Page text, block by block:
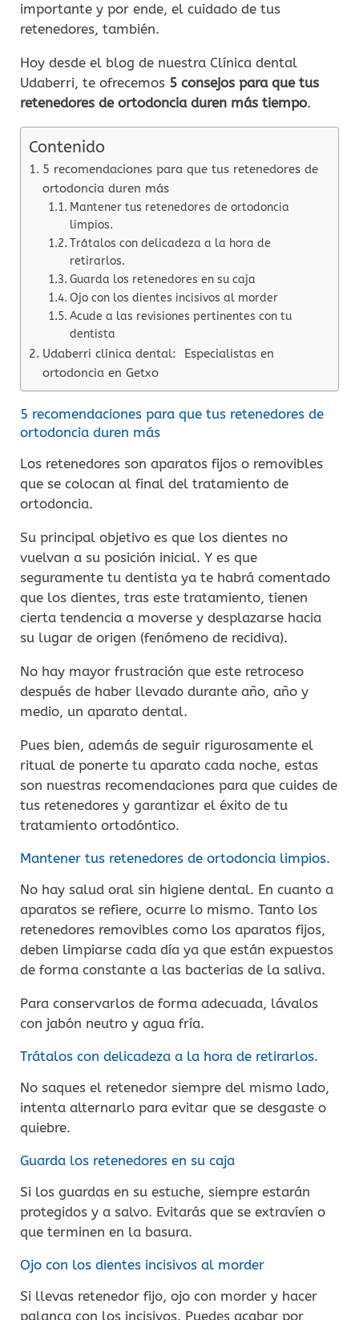
importante y por ende, el cuidado de tus
retenedores, también.
Hoy desde el blog de nuestra Clínica dental
Udaberri, te ofrecemos 5 consejos para que tus
retenedores de ortodoncia duren más tiempo.
Contenido
5 recomendaciones para que tus retenedores de
ortodoncia duren más
Mantener tus retenedores de ortodoncia
limpios.
Trátalos con delicadeza a la hora de
retirarlos.
Guarda los retenedores en su caja
Ojo con los dientes incisivos al morder
Acude a las revisiones pertinentes con tu
dentista
Udaberri clínica dental: Especialistas en
ortodoncia en Getxo
5 recomendaciones para que tus retenedores de
ortodoncia duren más
Los retenedores son aparatos fijos o removibles
que se colocan al final del tratamiento de
ortodoncia.
Su principal objetivo es que los dientes no
vuelvan a su posición inicial. Y es que
seguramente tu dentista ya te habrá comentado
que los dientes, tras este tratamiento, tienen
cierta tendencia a moverse y desplazarse hacia
su lugar de origen (fenómeno de recidiva).
No hay mayor frustración que este retroceso
después de haber llevado durante año, año y
medio, un aparato dental.
Pues bien, además de seguir rigurosamente el
ritual de ponerte tu aparato cada noche, estas
son nuestras recomendaciones para que cuides de
tus retenedores y garantizar el éxito de tu
tratamiento ortodóntico.
Mantener tus retenedores de ortodoncia limpios.
No hay salud oral sin higiene dental. En cuanto a
aparatos se refiere, ocurre lo mismo. Tanto los
retenedores removibles como los aparatos fijos,
deben limpiarse cada día ya que están expuestos
de forma constante a las bacterias de la saliva.
Para conservarlos de forma adecuada, lávalos
con jabón neutro y agua fría.
Trátalos con delicadeza a la hora de retirarlos.
No saques el retenedor siempre del mismo lado,
intenta alternarlo para evitar que se desgaste o
quiebre.
Guarda los retenedores en su caja
Si los guardas en su estuche, siempre estarán
protegidos y a salvo. Evitarás que se extravíen o
que terminen en la basura.
Ojo con los dientes incisivos al morder
Si llevas retenedor fijo, ojo con morder y hacer
palanca con los incisivos. Puedes acabar por